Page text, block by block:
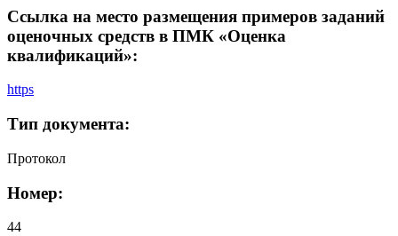
Ссылка на место размещения примеров заданий
оценочных средств в ПМК «Оценка
квалификаций»:
https
Тип документа:
Протокол
Номер:
44